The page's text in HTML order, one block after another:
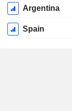
Argentina
Spain